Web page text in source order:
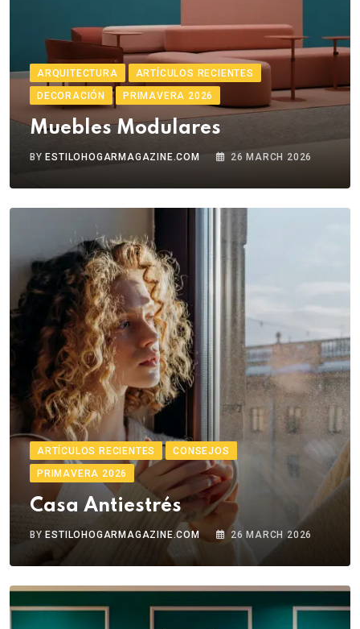
ARQUITECTURA
ARTÍCULOS RECIENTES
DECORACIÓN
PRIMAVERA 2026
Muebles Modulares
BYESTILOHOGARMAGAZINE.COM 26 MARCH 2026
ARTÍCULOS RECIENTES
CONSEJOS
PRIMAVERA 2026
Casa Antiestrés
BY ESTILOHOGARMAGAZINE.COM 26 MARCH 2026